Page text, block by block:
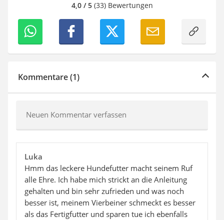
4,0 / 5(33) Bewertungen
Kommentare (1)
Neuen Kommentar verfassen
Luka
Hmm das leckere Hundefutter macht seinem Ruf
alle Ehre. Ich habe mich strickt an die Anleitung
gehalten und bin sehr zufrieden und was noch
besser ist, meinem Vierbeiner schmeckt es besser
als das Fertigfutter und sparen tue ich ebenfalls